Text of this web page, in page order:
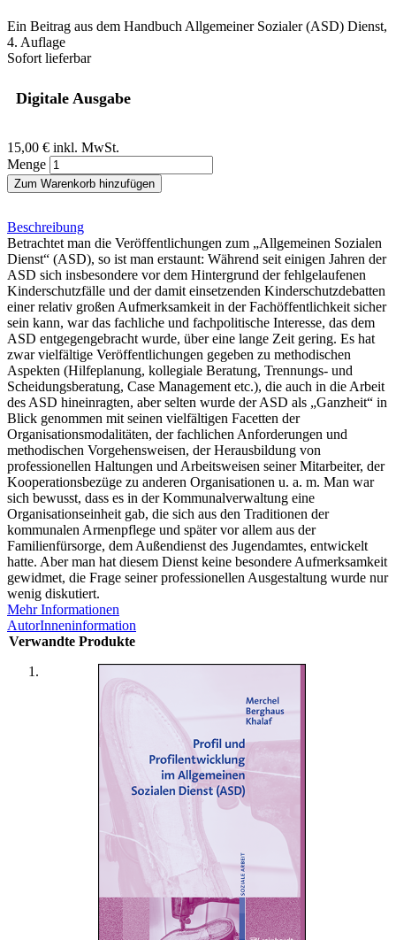
Ein Beitrag aus dem Handbuch Allgemeiner Sozialer (ASD) Dienst,
4. Auflage
Sofort lieferbar
Digitale Ausgabe
15,00 € inkl. MwSt.
Menge
Zum Warenkorb hinzufügen
Beschreibung
Betrachtet man die Veröffentlichungen zum „Allgemeinen Sozialen
Dienst“ (ASD), so ist man erstaunt: Während seit einigen Jahren der
ASD sich insbesondere vor dem Hintergrund der fehlgelaufenen
Kinderschutzfälle und der damit einsetzenden Kinderschutzdebatten
einer relativ großen Aufmerksamkeit in der Fachöffentlichkeit sicher
sein kann, war das fachliche und fachpolitische Interesse, das dem
ASD entgegengebracht wurde, über eine lange Zeit gering. Es hat
zwar vielfältige Veröffentlichungen gegeben zu methodischen
Aspekten (Hilfeplanung, kollegiale Beratung, Trennungs- und
Scheidungsberatung, Case Management etc.), die auch in die Arbeit
des ASD hineinragten, aber selten wurde der ASD als „Ganzheit“ in
Blick genommen mit seinen vielfältigen Facetten der
Organisationsmodalitäten, der fachlichen Anforderungen und
methodischen Vorgehensweisen, der Herausbildung von
professionellen Haltungen und Arbeitsweisen seiner Mitarbeiter, der
Kooperationsbezüge zu anderen Organisationen u. a. m. Man war
sich bewusst, dass es in der Kommunalverwaltung eine
Organisationseinheit gab, die sich aus den Traditionen der
kommunalen Armenpflege und später vor allem aus der
Familienfürsorge, dem Außendienst des Jugendamtes, entwickelt
hatte. Aber man hat diesem Dienst keine besondere Aufmerksamkeit
gewidmet, die Frage seiner professionellen Ausgestaltung wurde nur
wenig diskutiert.
Mehr Informationen
AutorInneninformation
Verwandte Produkte